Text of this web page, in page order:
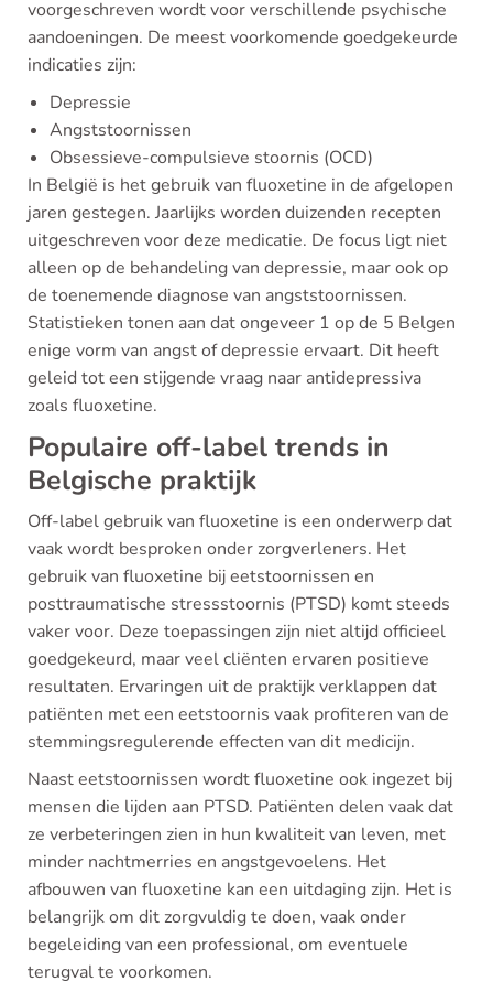
voorgeschreven wordt voor verschillende psychische
aandoeningen. De meest voorkomende goedgekeurde
indicaties zijn:
Depressie
Angststoornissen
Obsessieve-compulsieve stoornis (OCD)
In België is het gebruik van fluoxetine in de afgelopen
jaren gestegen. Jaarlijks worden duizenden recepten
uitgeschreven voor deze medicatie. De focus ligt niet
alleen op de behandeling van depressie, maar ook op
de toenemende diagnose van angststoornissen.
Statistieken tonen aan dat ongeveer 1 op de 5 Belgen
enige vorm van angst of depressie ervaart. Dit heeft
geleid tot een stijgende vraag naar antidepressiva
zoals fluoxetine.
Populaire off-label trends in
Belgische praktijk
Off-label gebruik van fluoxetine is een onderwerp dat
vaak wordt besproken onder zorgverleners. Het
gebruik van fluoxetine bij eetstoornissen en
posttraumatische stressstoornis (PTSD) komt steeds
vaker voor. Deze toepassingen zijn niet altijd officieel
goedgekeurd, maar veel cliënten ervaren positieve
resultaten. Ervaringen uit de praktijk verklappen dat
patiënten met een eetstoornis vaak profiteren van de
stemmingsregulerende effecten van dit medicijn.
Naast eetstoornissen wordt fluoxetine ook ingezet bij
mensen die lijden aan PTSD. Patiënten delen vaak dat
ze verbeteringen zien in hun kwaliteit van leven, met
minder nachtmerries en angstgevoelens. Het
afbouwen van fluoxetine kan een uitdaging zijn. Het is
belangrijk om dit zorgvuldig te doen, vaak onder
begeleiding van een professional, om eventuele
terugval te voorkomen.